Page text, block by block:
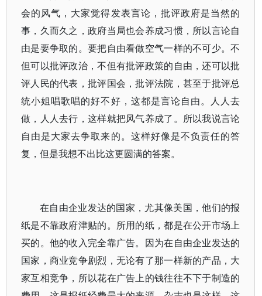
会的风气，大家觉得发表言论，批评政府是当然的
事，久而久之，政府当局也会养成习惯，所以言论自
由是要争取的。要把自由看做空气一样的不可少。不
但可以批评政治，不但有批评政策的自由，还可以批
评人民的代表，批评国会，批评法院，甚至于批评总
统小姐唱歌唱的好不好，这都是言论自由。人人去
做，人人去行，这样就把风气养成了。所以我说言论
自由是大家去争取来的。这样好像是不负责任的答
复，但是我想不出比这更圆满的答案。
在自由企业发达的国家，尤其像美国，他们的报
纸是不靠政府津贴的。所用的纸，都是在公开市场上
买的。他的收入完全靠广告。因为在自由企业发达的
国家，商业竞争剧烈，无论有了那一样新的产品，大
家互相竞争，所以花在广告上的钱往往不下于制造的